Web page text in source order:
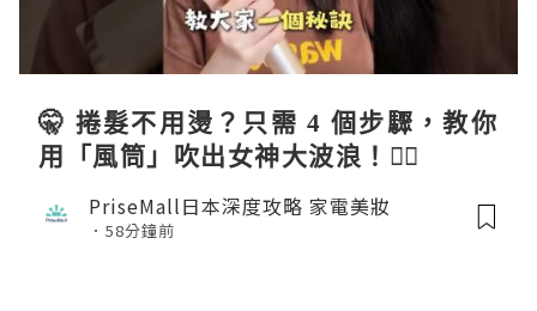
🤫 捲髮不用燙？只需 4 個步驟，教你
用「風筒」吹出女神大波浪！💇‍♀️
PriseMall日本深度攻略 家電美妝
58分鐘前